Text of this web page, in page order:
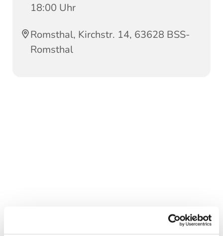
18:00 Uhr
Romsthal, Kirchstr. 14, 63628 BSS-
Romsthal